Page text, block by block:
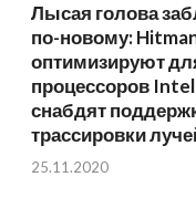
Лысая голова
по-новому:
оптимизируют
процессоров
снабдят
трассировки
25.11.2020